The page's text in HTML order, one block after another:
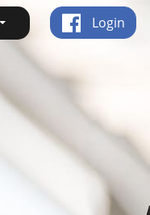
Login